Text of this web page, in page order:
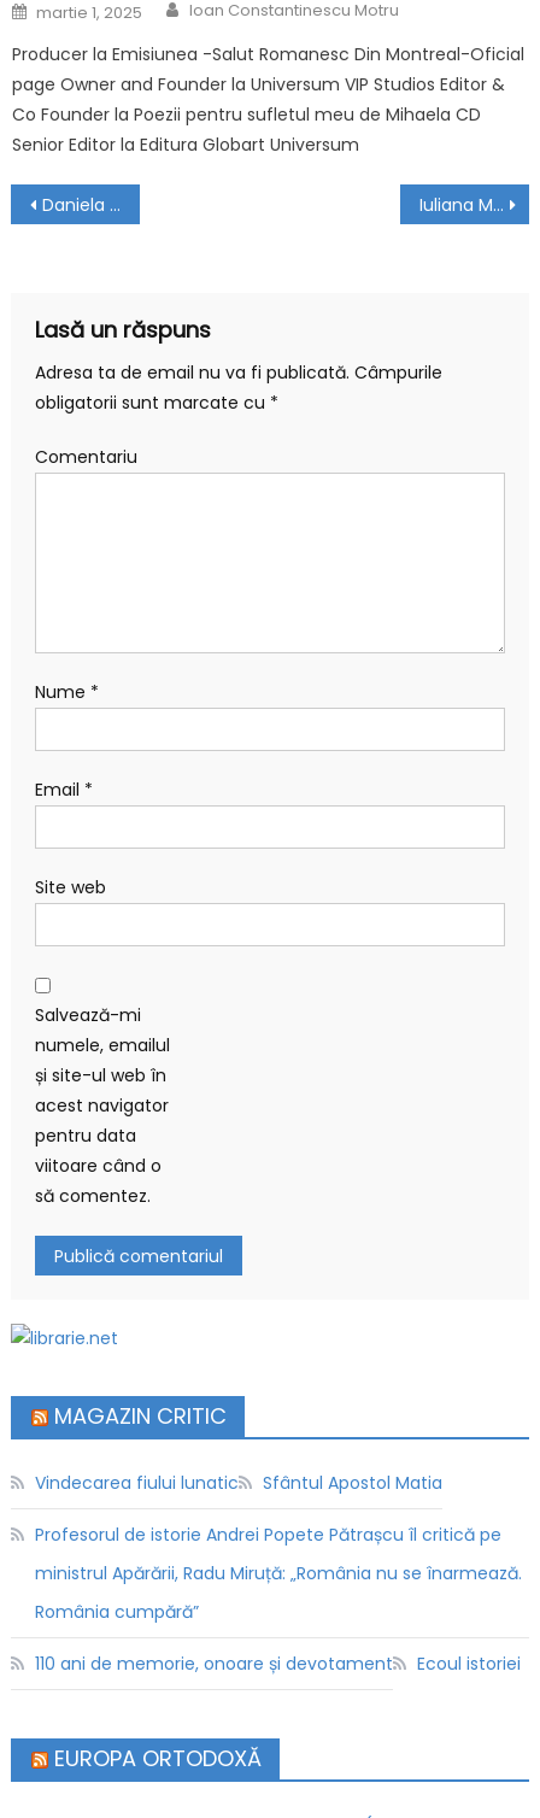
Posted on
martie 1, 2025 Author
Ioan Constantinescu Motru
Producer la Emisiunea -Salut Romanesc Din Montreal-Oficial
page Owner and Founder la Universum VIP Studios Editor &
Co Founder la Poezii pentru sufletul meu de Mihaela CD
Senior Editor la Editura Globart Universum
Navigare în articole
Daniela Şontică – Membru de Onoare UJIR Iuliana Marciuc – Membru de Onoare UJIR
Lasă un răspuns
Adresa ta de email nu va fi publicată. Câmpurile
obligatorii sunt marcate cu *
Comentariu
Nume *
Email *
Site web
Salvează-mi
numele, emailul
și site-ul web în
acest navigator
pentru data
viitoare când o
să comentez.
MAGAZIN CRITIC
Vindecarea fiului lunatic Sfântul Apostol Matia
Profesorul de istorie Andrei Popete Pătrașcu îl critică pe
ministrul Apărării, Radu Miruță: „România nu se înarmează.
România cumpără”
110 ani de memorie, onoare și devotament Ecoul istoriei
EUROPA ORTODOXĂ